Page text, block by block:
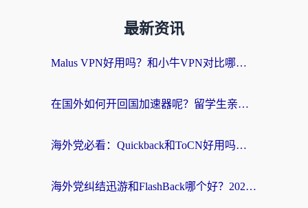
最新资讯
Malus VPN好用吗？和小牛VPN对比哪个回国效果更好？海外党亲测实用指南
在国外如何开回国加速器呢？留学生亲测的无缝访问国内资源指南
海外党必看：Quickback和ToCN好用吗？3分钟选对回国加速器的实用指南
海外党纠结迅游和FlashBack哪个好？2026实用指南教你选对回国加速器